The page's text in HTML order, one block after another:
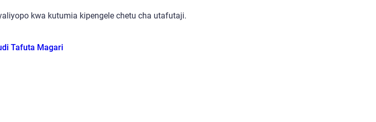
kwa kutumia kipengele chetu cha utafutaji.
Tafuta Magari